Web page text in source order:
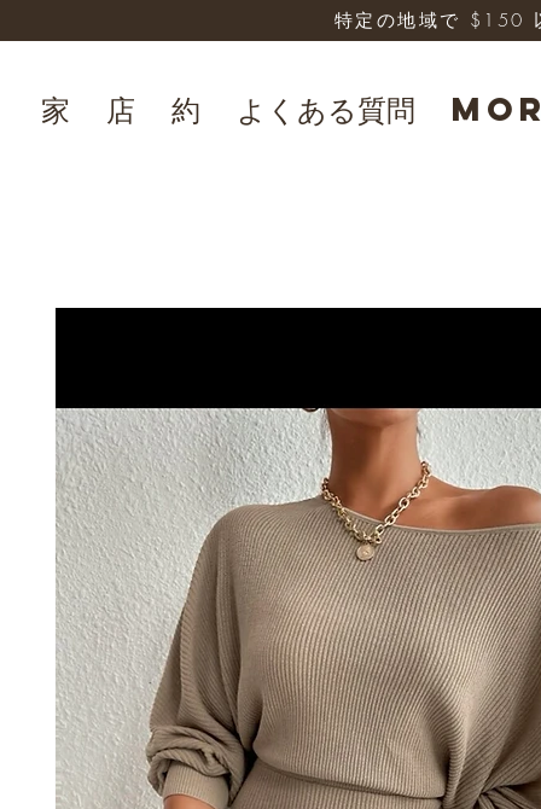
家 店 約 よくある質問
特定の地域で $150